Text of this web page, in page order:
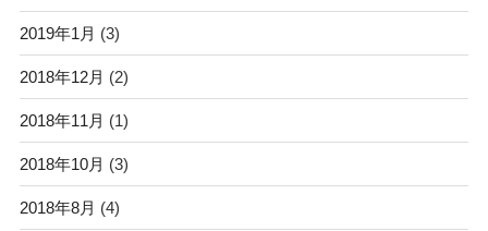
2019年1月 (3)
2018年12月 (2)
2018年11月 (1)
2018年10月 (3)
2018年8月 (4)